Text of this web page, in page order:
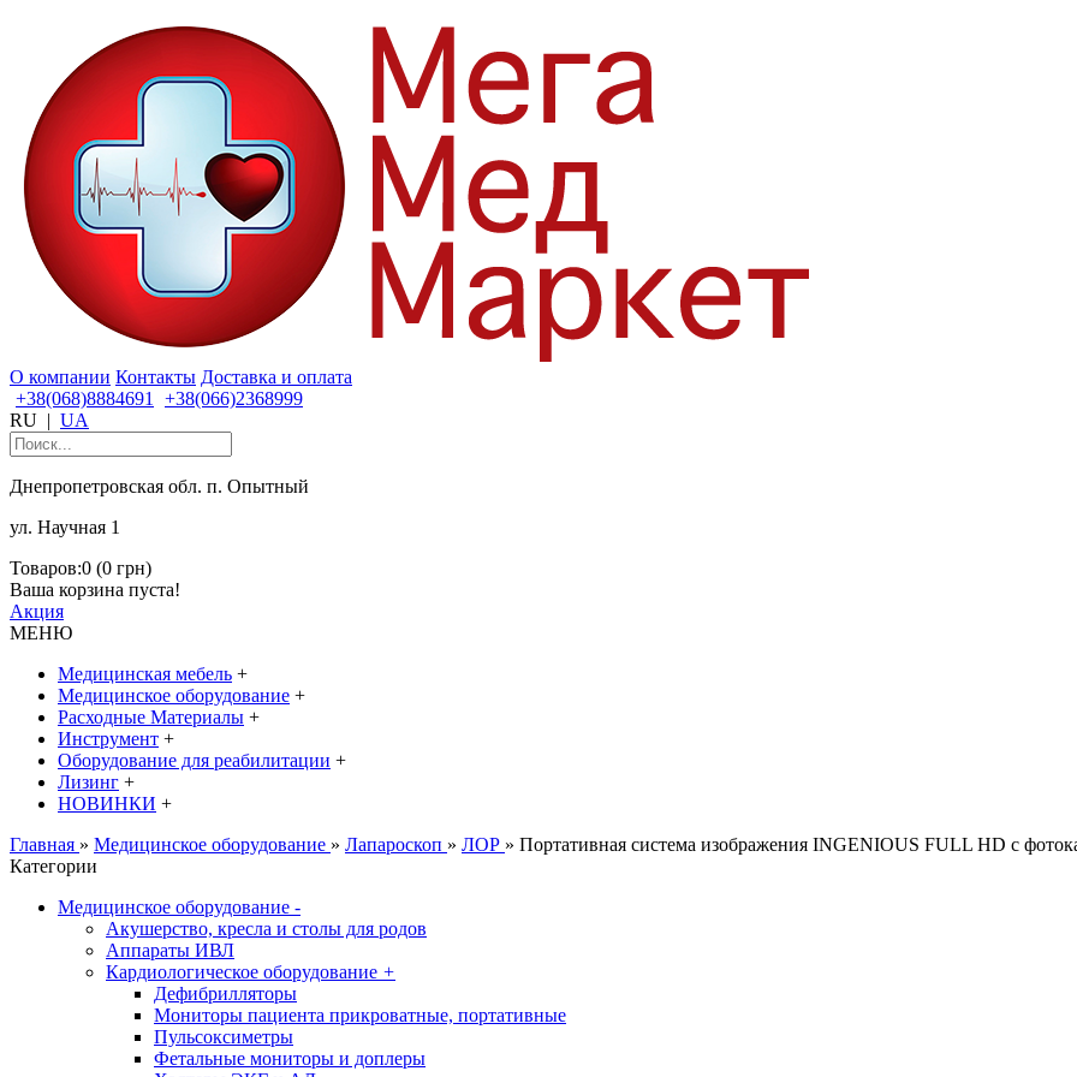
О компании Контакты Доставка и оплата
+38(068)8884691
+38(066)2368999
RU | UA
Днепропетровская обл. п. Опытный
ул. Научная 1
Товаров:0 (0 грн)
Ваша корзина пуста!
Акция
МЕНЮ
Медицинская мебель +
Медицинское оборудование +
Расходные Материалы +
Инструмент +
Оборудование для реабилитации +
Лизинг +
НОВИНКИ +
Главная » Медицинское оборудование » Лапароскоп » ЛОР » Портативная система изображения INGENIOUS FULL HD с
Категории
Медицинское оборудование -
Акушерство, кресла и столы для родов
Аппараты ИВЛ
Кардиологическое оборудование +
Дефибрилляторы
Мониторы пациента прикроватные, портативные
Пульсоксиметры
Фетальные мониторы и доплеры